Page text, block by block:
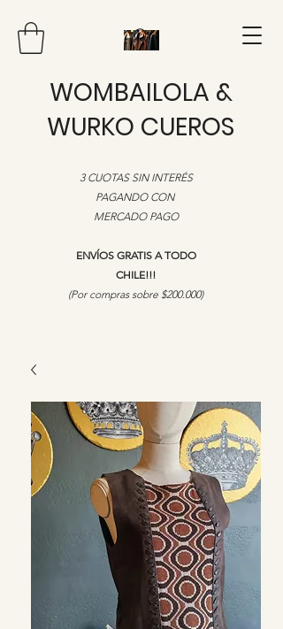
WOMBAILOLA &
WURKO CUEROS
3 CUOTAS SIN INTERÉS
PAGANDO CON
MERCADO PAGO
ENVÍOS GRATIS A TODO
CHILE!!!
​(Por compras sobre $200.000)